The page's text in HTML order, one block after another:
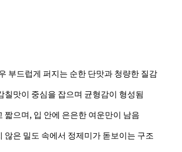
부드럽게 퍼지는 순한 단맛과 청량한 질감
칠맛이 중심을 잡으며 균형감이 형성됨
짧으며, 입 안에 은은한 여운만이 남음
않은 밀도 속에서 정제미가 돋보이는 구조